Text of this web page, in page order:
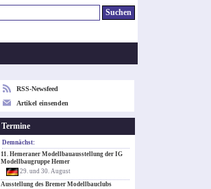
RSS-Newsfeed
Artikel einsenden
Termine
Demnächst:
11. Hemeraner Modellbauausstellung der IG
Modellbaugruppe Hemer
29. und 30. August
Ausstellung des Bremer Modellbauclubs